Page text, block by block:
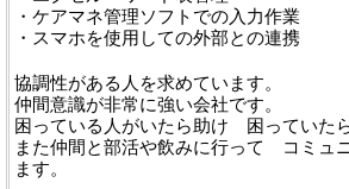
・ケアマネ管理ソフトでの入力作業
・スマホを使用しての外部との連携
協調性がある人を求めています。
仲間意識が非常に強い会社です。
困っている人がいたら助け 困っていた
また仲間と部活や飲みに行って コミュ
ます。